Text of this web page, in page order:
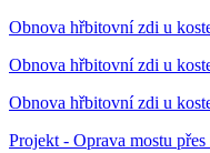
Obnova hřbitovní zdi u
Obnova hřbitovní zdi u
Obnova hřbitovní zdi u
Projekt - Oprava mostu